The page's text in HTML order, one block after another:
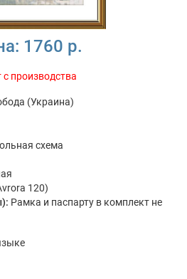
1760 р.
с производства
(Украина)
схема
120)
Рамка и паспарту в комплект не